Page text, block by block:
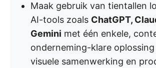
Maak gebruik van tientallen
AI-tools zoals ChatGPT,
Gemini met één enkele,
onderneming-klare
visuele samenwerking en